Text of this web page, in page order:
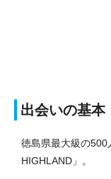
出会いの基本
徳島県最大級の500
HIGHLAND」。